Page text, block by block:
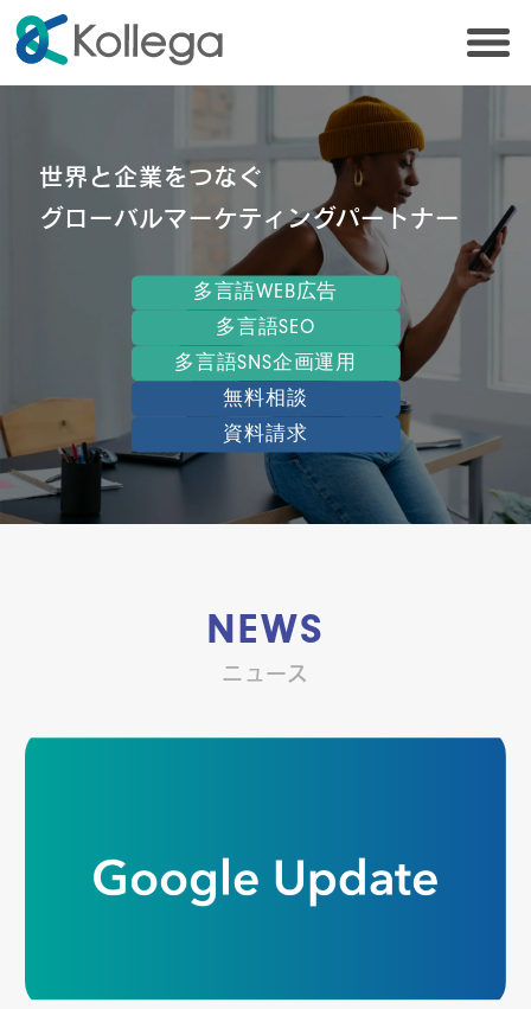
世界と企業をつなぐ
グローバルマーケティングパートナー
多言語WEB広告
多言語SEO
多言語SNS企画運用
無料相談
資料請求
NEWS
ニュース